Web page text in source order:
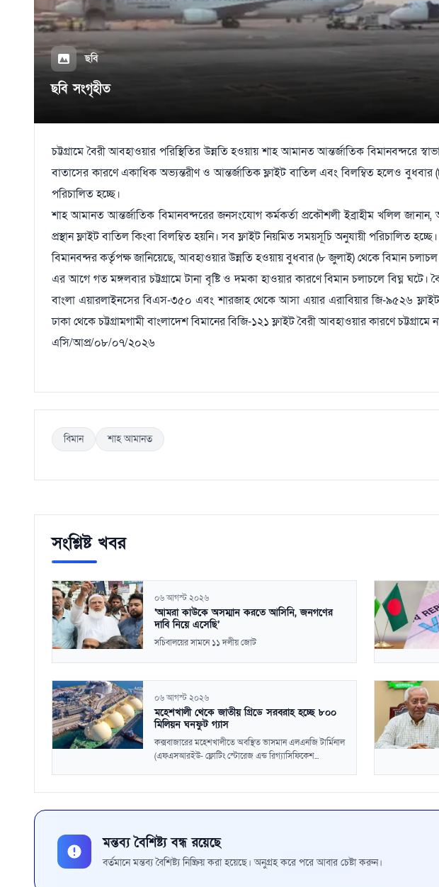
ছবি
ছবি সংগৃহীত
চট্টগ্রামে বৈরী আবহাওয়ার পরিস্থিতির উন্নতি হওয়ায় শাহ আমানত আন্তর্জাতিক বিমানবন্দরে
বাতাসের কারণে একাধিক অভ্যন্তরীণ ও আন্তর্জাতিক ফ্লাইট বাতিল এবং বিলম্বিত হলেও
পরিচালিত হচ্ছে।
শাহ আমানত আন্তর্জাতিক বিমানবন্দরের জনসংযোগ কর্মকর্তা প্রকৌশলী ইব্রাহীম খলিল
প্রস্থান ফ্লাইট বাতিল কিংবা বিলম্বিত হয়নি। সব ফ্লাইট নিয়মিত সময়সূচি অনুযায়ী পরিচালিত হচ্ছে।
বিমানবন্দর কর্তৃপক্ষ জানিয়েছে, আবহাওয়ার উন্নতি হওয়ায় বুধবার (৮ জুলাই) থেকে বিমান
এর আগে গত মঙ্গলবার চট্টগ্রামে টানা বৃষ্টি ও দমকা হাওয়ার কারণে বিমান চলাচলে বিঘ্ন
বাংলা এয়ারলাইনসের বিএস-৩৫০ এবং শারজাহ থেকে আসা এয়ার এরাবিয়ার জি-৯৫২৬
ঢাকা থেকে চট্টগ্রামগামী বাংলাদেশ বিমানের বিজি-১২১ ফ্লাইট বৈরী আবহাওয়ার কারণে
এসি/আপ্র/০৮/০৭/২০২৬
বিমান শাহ আমানত
সংশ্লিষ্ট খবর
০৬ আগস্ট ২০২৬
‘আমরা কাউকে অসম্মান করতে আসিনি, জনগণের
দাবি নিয়ে এসেছি’
সচিবালয়ের সামনে ১১ দলীয় জোট
০৬ আগস্ট ২০২৬
মহেশখালী থেকে জাতীয় গ্রিডে সরবরাহ হচ্ছে ৮০০
মিলিয়ন ঘনফুট গ্যাস
কক্সবাজারের মহেশখালীতে অবস্থিত ভাসমান এলএনজি টার্মিনাল
(এফএসআরইউ- ফ্লোটিং স্টোরেজ এন্ড রিগ্যাসিফিকেশ...
মন্তব্য বৈশিষ্ট্য বন্ধ রয়েছে
বর্তমানে মন্তব্য বৈশিষ্ট্য নিষ্ক্রিয় করা হয়েছে। অনুগ্রহ করে পরে আবার চেষ্টা করুন।